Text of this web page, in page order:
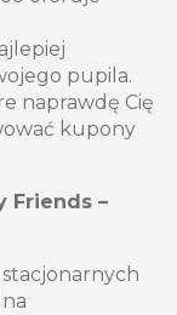
pupila.
naprawdę Cię
kupony
Friends –